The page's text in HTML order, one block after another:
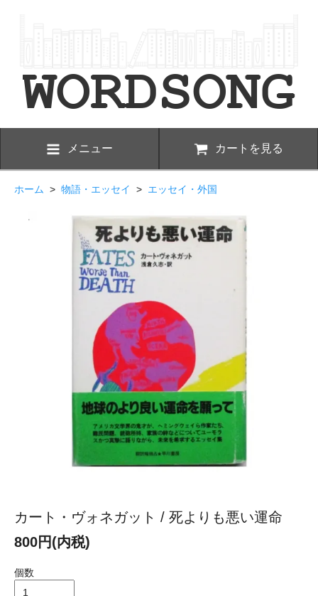
メニュー カートを見る
ホーム > 物語・エッセイ > エッセイ・外国
カート・ヴォネガット / 死よりも悪い運命
800円(内税)
個数